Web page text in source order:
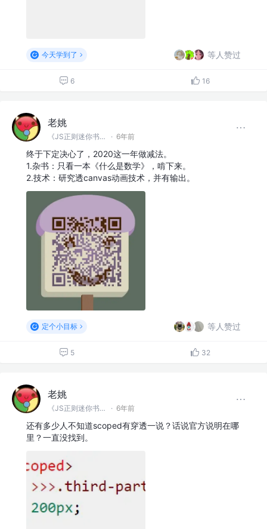
今天学到了 等人赞过
6 16
老姚
《JS正则迷你书》作者 · 6年前
终于下定决心了，2020这一年做减法。
1.杂书：只看一本《什么是数学》，啃下来。
2.技术：研究透canvas动画技术，并有输出。
定个小目标 等人赞过
5 32
老姚
《JS正则迷你书》作者 · 6年前
还有多少人不知道scoped有穿透一说？话说官方说明在哪
里？一直没找到。